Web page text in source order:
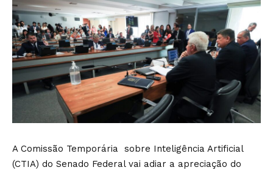
A Comissão Temporária sobre Inteligência Artificial
(CTIA) do Senado Federal vai adiar a apreciação do